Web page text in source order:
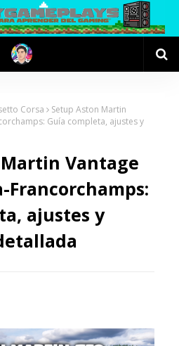
Corsa
Setup Aston Martin
Guía completa, ajustes y
Vantage
Francorchamps:
ajustes y